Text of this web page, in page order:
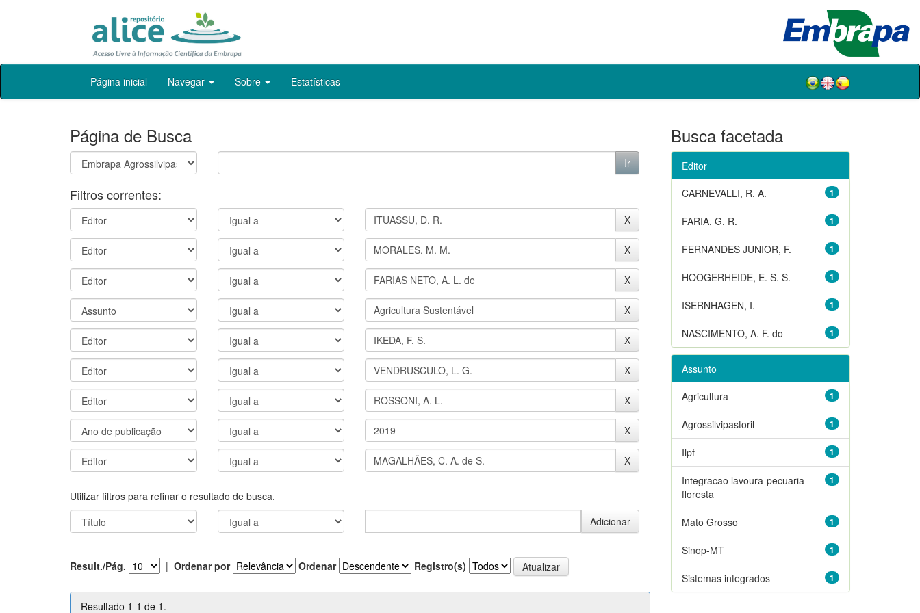
Skip
Página inicial Navegar Sobre Estatísticas
Página de Busca
Filtros correntes:
Utilizar filtros para refinar o resultado de busca.
Result./Pág. | Ordenar por Ordenar Registro(s)
Resultado 1-1 de 1.
Busca facetada
Editor
1
CARNEVALLI, R. A.
1
FARIA, G. R.
1
FERNANDES JUNIOR, F.
1
HOOGERHEIDE, E. S. S.
1
ISERNHAGEN, I.
1
NASCIMENTO, A. F. do
Assunto
1
Agricultura
1
Agrossilvipastoril
1
Ilpf
1
Integracao lavoura-pecuaria-
floresta
1
Mato Grosso
1
Sinop-MT
1
Sistemas integrados